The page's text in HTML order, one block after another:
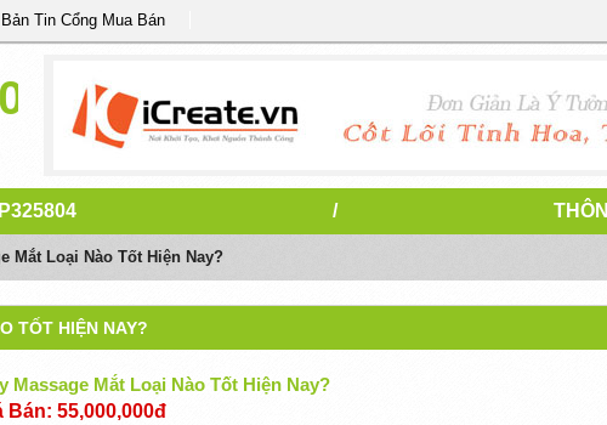
Bản Tin Cổng Mua Bán
/
Mắt Loại Nào Tốt Hiện Nay?
TỐT HIỆN NAY?
Massage Mắt Loại Nào Tốt Hiện Nay?
Bán: 55,000,000đ